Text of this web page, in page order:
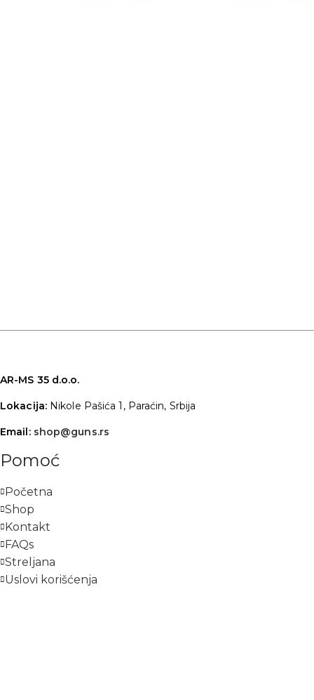
AR-MS 35 d.o.o.
Lokacija:Nikole Pašića 1, Paraćin, Srbija
Email: shop@guns.rs
Pomoć
Početna
Shop
Kontakt
FAQs
Streljana
Uslovi korišćenja